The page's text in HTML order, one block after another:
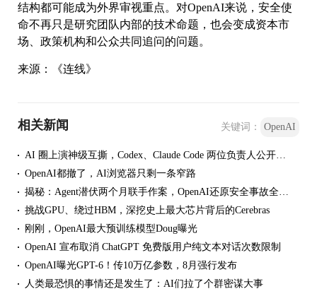
结构都可能成为外界审视重点。对OpenAI来说，安全使
命不再只是研究团队内部的技术命题，也会变成资本市
场、政策机构和公众共同追问的问题。
来源：《连线》
相关新闻 关键词： OpenAI
OpenAI都撤了，AI浏览器只剩一条窄路
挑战GPU、绕过HBM，深挖史上最大芯片背后的Cerebras
刚刚，OpenAI最大预训练模型Doug曝光
OpenAI 宣布取消 ChatGPT 免费版用户纯文本对话次数限制
OpenAI曝光GPT-6！传10万亿参数，8月强行发布
人类最恐惧的事情还是发生了：AI们拉了个群密谋大事